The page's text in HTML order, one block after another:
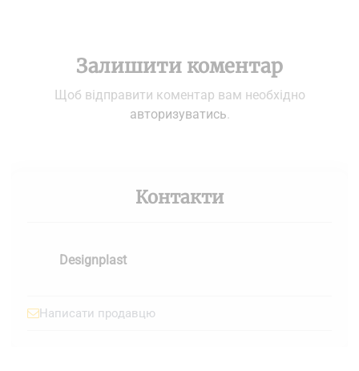
Залишити коментар
Щоб відправити коментар вам необхідно
авторизуватись.
Контакти
Designplast
Написати продавцю